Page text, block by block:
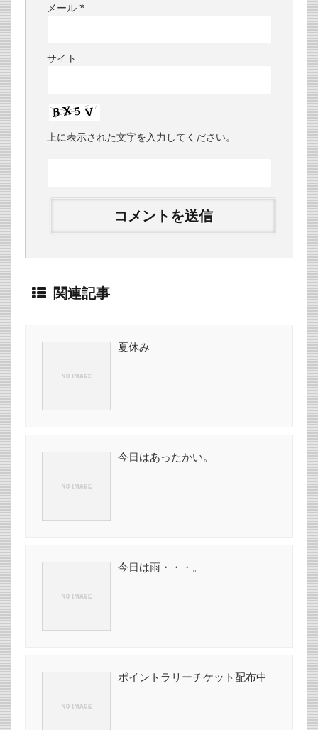
メール *
サイト
上に表示された文字を入力してください。
関連記事
夏休み
今日はあったかい。
今日は雨・・・。
ポイントラリーチケット配布中